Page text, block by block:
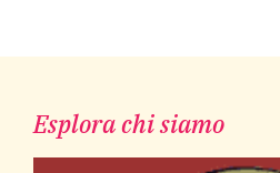
Esplora chi siamo